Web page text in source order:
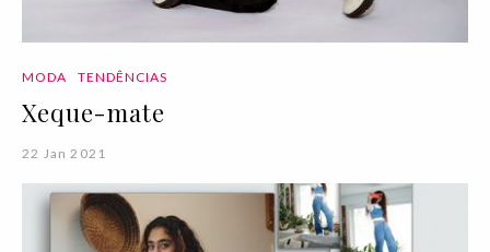
MODA TENDÊNCIAS
Xeque-mate
22 Jan 2021